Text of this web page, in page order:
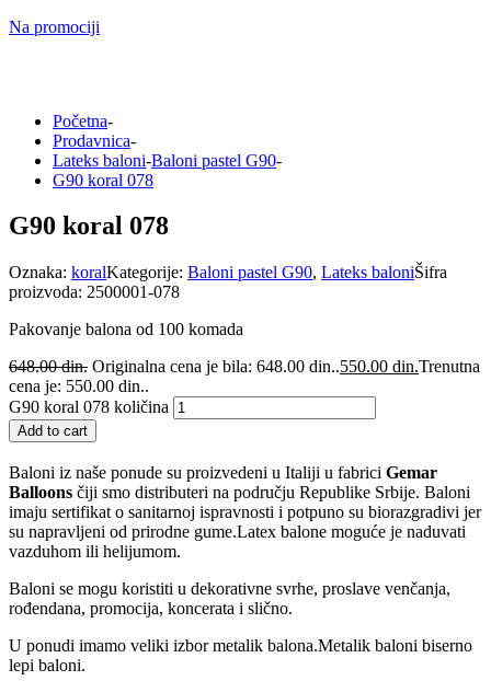
Na promociji
Početna-
Prodavnica-
Lateks baloni-Baloni pastel G90-
G90 koral 078
G90 koral 078
Oznaka: koralKategorije: Baloni pastel G90, Lateks baloniŠifra
proizvoda: 2500001-078
Pakovanje balona od 100 komada
648.00din. Originalna cena je bila: 648.00 din..550.00 din.Trenutna
cena je: 550.00 din..
G90 koral 078 količina
Add to cart
Baloni iz naše ponude su proizvedeni u Italiji u fabrici Gemar
Balloons čiji smo distributeri na području Republike Srbije. Baloni
imaju sertifikat o sanitarnoj ispravnosti i potpuno su biorazgradivi jer
su napravljeni od prirodne gume.Latex balone moguće je naduvati
vazduhom ili helijumom.
Baloni se mogu koristiti u dekorativne svrhe, proslave venčanja,
rođendana, promocija, koncerata i slično.
U ponudi imamo veliki izbor metalik balona.Metalik baloni biserno
lepi baloni.